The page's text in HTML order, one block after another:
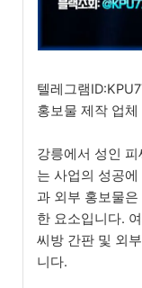
텔레그램
홍보물 제작 업
강릉에서 성인
는 사업의 성공
과 외부 홍보물
한 요소입니다.
씨방 간판 및 외
니다.